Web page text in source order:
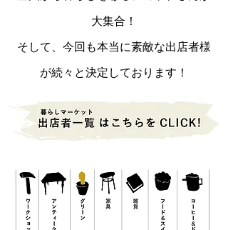
大集合！
そして、今回も本当に素敵な出店者様
が続々と決定しております！